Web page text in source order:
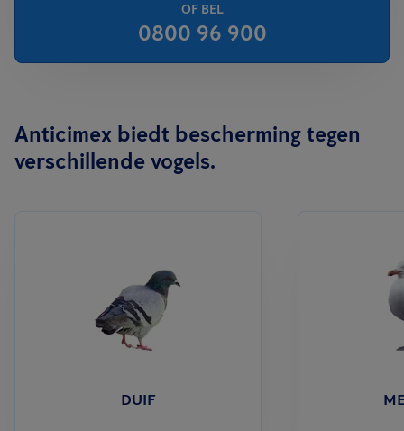
OF BEL
0800 96 900
Anticimex biedt bescherming tegen
verschillende vogels.
DUIF